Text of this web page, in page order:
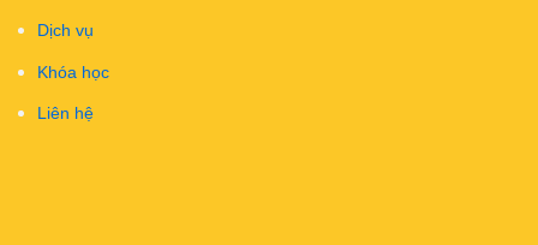
Dịch vụ
Khóa học
Liên hệ